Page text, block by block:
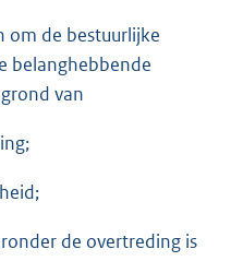
om de bestuurlijke
belanghebbende
van
de overtreding is